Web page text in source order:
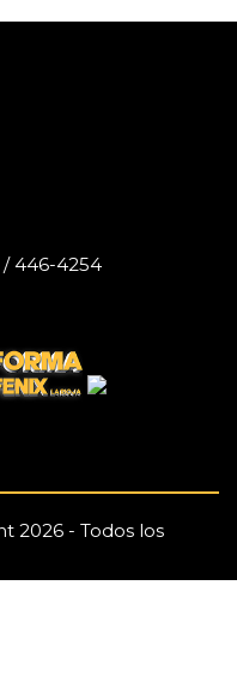
/ 446-4254
2026 - Todos los